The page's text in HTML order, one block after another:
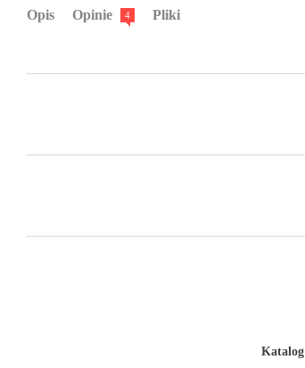
Opis Opinie 4 Pliki
Katalog